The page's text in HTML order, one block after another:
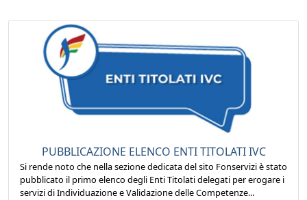
PUBBLICAZIONE ELENCO ENTI TITOLATI IVC
Si rende noto che nella sezione dedicata del sito Fonservizi è stato
pubblicato il primo elenco degli Enti Titolati delegati per erogare i
servizi di Individuazione e Validazione delle Competenze...